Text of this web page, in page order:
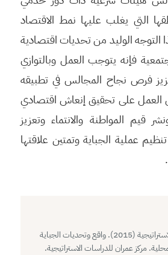
التي يغلب عليها نمط الاقتصاد
التوجه الوليد من تحديات اقتصادية
فإنه يتوجب العمل وبالتوازي
فرص نجاح المجالس في تطبيقه
العمل على تحقيق إنعاش اقتصادي
قيم المواطنة والانتماء وتعزيز
عملية الجباية وتمتين علاقتها
مركز عمران للدراسات الاستراتيجية (2015). واقع وتحديات الجباية
مركز عمران للدراسات الاستراتيجية.